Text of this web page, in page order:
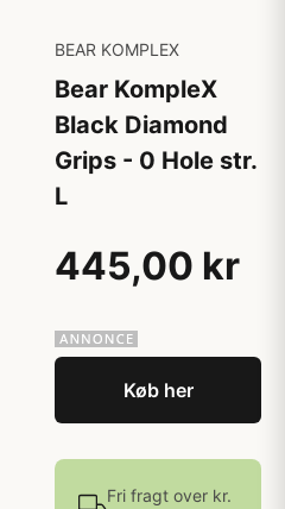
BEAR KOMPLEX
Bear KompleX
Black Diamond
Grips - 0 Hole str.
L
445,00 kr
Køb her
Fri fragt over kr.